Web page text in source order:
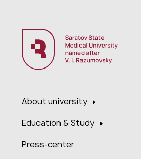
About university
Education & Study
Press-center